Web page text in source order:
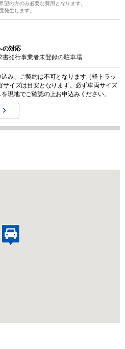
の方のみ必要な費用となります。
発生します。
の対応
書発行事業者未登録の駐車場
込み、ご契約は不可となります（軽トラッ
サイズは目安となります。必ず車両サイズ
現地でご確認の上お申込みください。